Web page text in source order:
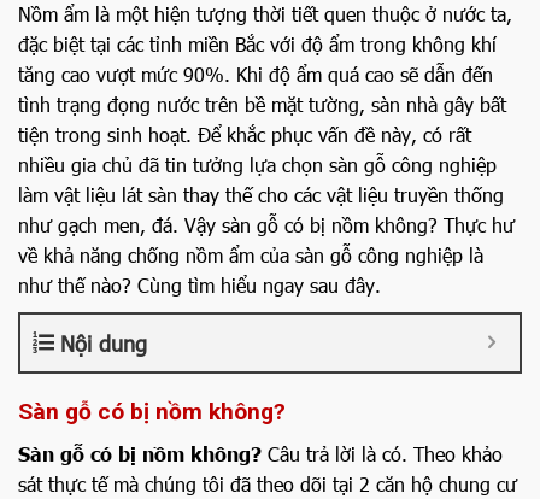
Nồm ẩm là một hiện tượng thời tiết quen thuộc ở nước ta,
đặc biệt tại các tỉnh miền Bắc với độ ẩm trong không khí
tăng cao vượt mức 90%. Khi độ ẩm quá cao sẽ dẫn đến
tình trạng đọng nước trên bề mặt tường, sàn nhà gây bất
tiện trong sinh hoạt. Để khắc phục vấn đề này, có rất
nhiều gia chủ đã tin tưởng lựa chọn sàn gỗ công nghiệp
làm vật liệu lát sàn thay thế cho các vật liệu truyền thống
như gạch men, đá. Vậy sàn gỗ có bị nồm không? Thực hư
về khả năng chống nồm ẩm của sàn gỗ công nghiệp là
như thế nào? Cùng tìm hiểu ngay sau đây.
Nội dung
Sàn gỗ có bị nồm không?
Sàn gỗ có bị nồm không? Câu trả lời là có. Theo khảo
sát thực tế mà chúng tôi đã theo dõi tại 2 căn hộ chung cư